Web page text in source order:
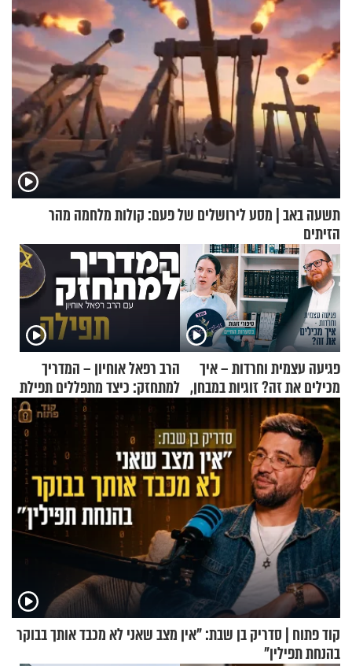
תשעה באב | מסע לירושלים של פעם: קולות מלחמה מהר
הזיתים
פגיעה עצמית וחרדות – איך
מכילים את זה? זוגיות במבחן,
הפעם עם יהודית ואלתר כהן
הרב רפאל אוחיון – המדריך
למתחזק: כיצד מתפללים תפילת
שמונה עשרה?
קוד פתוח | סדריק בן שבת: "אין מצב שאני לא מכבד אותך בבוקר
בהנחת תפילין"